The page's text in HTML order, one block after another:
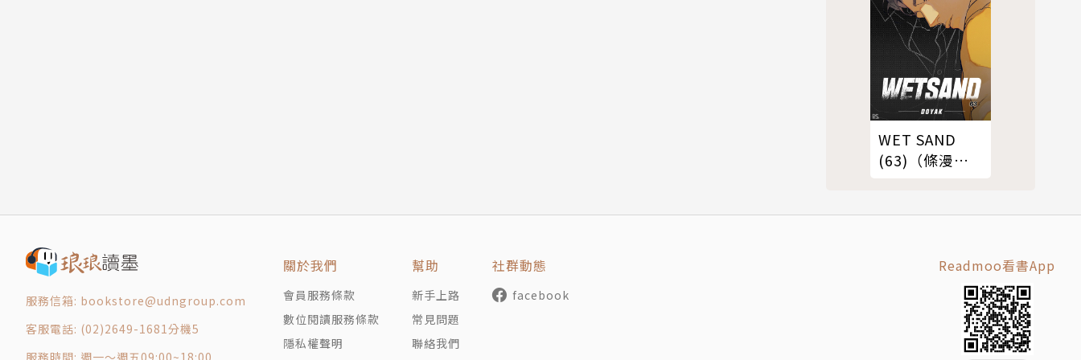
WET SAND
(63)（條漫
服務信箱: bookstore@udngroup.com
客服電話: (02)2649-1681分機5
服務時間: 週一～週五09:00~18:00
關於我們
會員服務條款
數位閱讀服務條款
隱私權聲明
幫助
新手上路
常見問題
聯絡我們
社群動態
facebook
Readmoo看書App